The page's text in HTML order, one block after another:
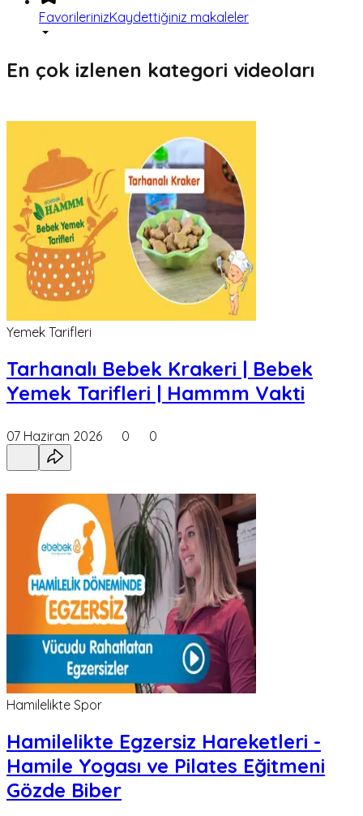
FavorilerinizKaydettiğiniz makaleler
En çok izlenen kategori videoları
Yemek Tarifleri
Tarhanalı Bebek Krakeri | Bebek
Yemek Tarifleri | Hammm Vakti
07 Haziran 2026 0 0
Hamilelikte Spor
Hamilelikte Egzersiz Hareketleri -
Hamile Yogası ve Pilates Eğitmeni
Gözde Biber